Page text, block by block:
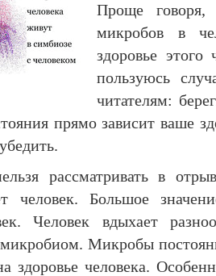
Проще говоря,
микробов в
здоровье этого
пользуюсь
читателям:
прямо зависит ваше
рассматривать в
человек. Большое
Человек вдыхает
Микробы
здоровье человека.